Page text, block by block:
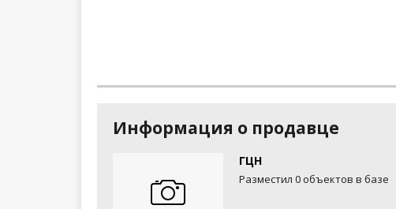
Информация о продавце
ГЦН
Разместил 0 объектов в базе